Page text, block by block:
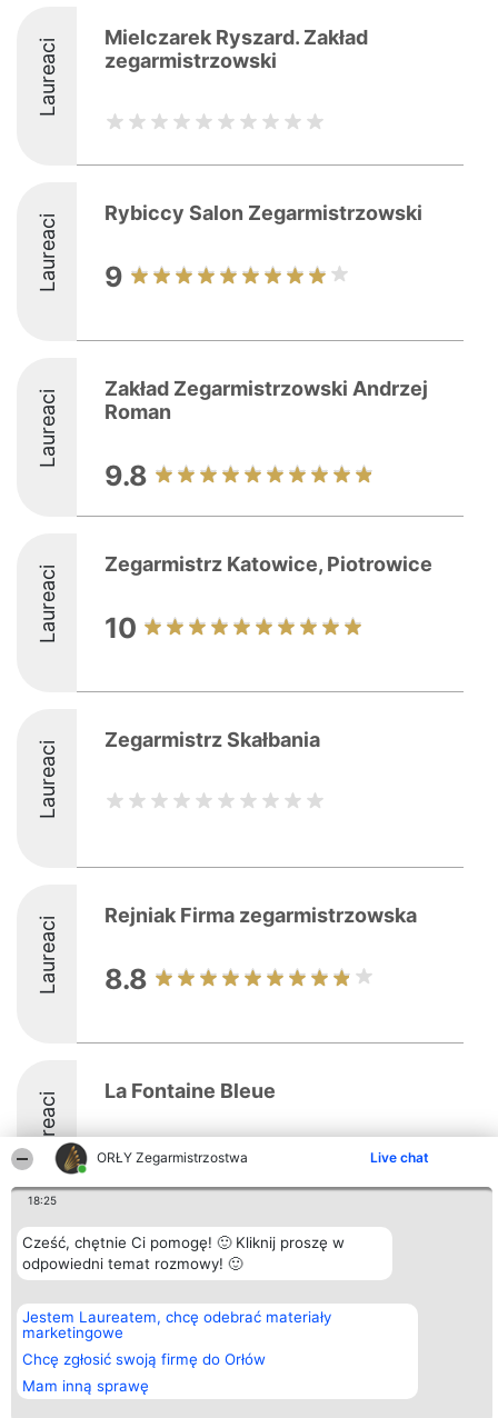
ORŁY Zegarmistrzostwa Live chat
18:25
Cześć, chętnie Ci pomogę! 🙂 Kliknij proszę w
odpowiedni temat rozmowy! 🙂
Jestem Laureatem, chcę odebrać materiały
marketingowe
Chcę zgłosić swoją firmę do Orłów
Mam inną sprawę
Laureaci
Mielczarek Ryszard. Zakład
zegarmistrzowski
Laureaci Rybiccy Salon Zegarmistrzowski
9
Laureaci
Zakład Zegarmistrzowski Andrzej
Roman
9.8
Laureaci Zegarmistrz Katowice, Piotrowice
10
Laureaci Zegarmistrz Skałbania
Laureaci Rejniak Firma zegarmistrzowska
8.8
Laureaci La Fontaine Bleue
9.6
Organizator plebiscytu
Bright Side Solutions sp. z o.
ul. Ruska 22
Wrocław 50-079
KRS 0000749100 | Regon
381313360 | NIP 8943132676
+48 508 492 400
Plebiscyt
Laureaci
wszystkich
Regulamin
Kontakt